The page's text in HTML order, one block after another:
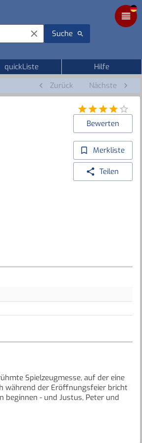
Suche
quickListe
Hilfe
Zurück Nächste
Bewerten
Merkliste
Teilen
Spielzeugmesse, auf der eine
während der Eröffnungsfeier bricht
beginnen - und Justus, Peter und